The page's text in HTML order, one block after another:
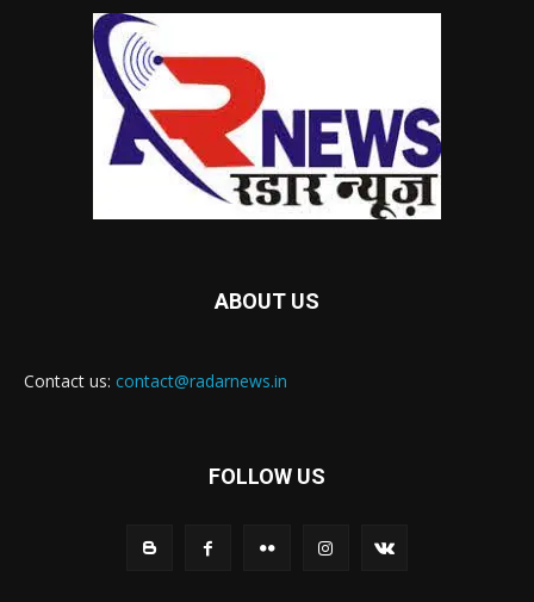
ABOUT US
Contact us: contact@radarnews.in
FOLLOW US